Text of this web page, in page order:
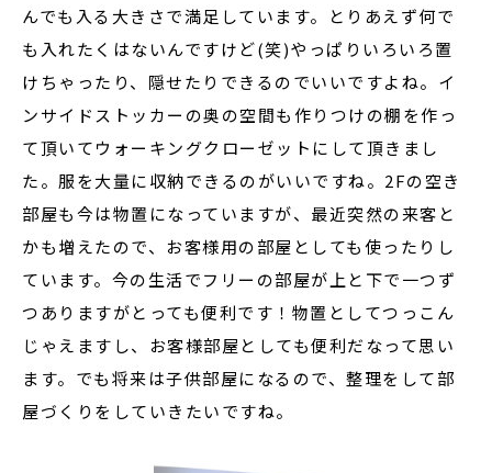
んでも入る大きさで満足しています。とりあえず何で
も入れたくはないんですけど(笑)やっぱりいろいろ置
けちゃったり、隠せたりできるのでいいですよね。イ
ンサイドストッカーの奥の空間も作りつけの棚を作っ
て頂いてウォーキングクローゼットにして頂きまし
た。服を大量に収納できるのがいいですね。2Fの空き
部屋も今は物置になっていますが、最近突然の来客と
かも増えたので、お客様用の部屋としても使ったりし
ています。今の生活でフリーの部屋が上と下で一つず
つありますがとっても便利です！物置としてつっこん
じゃえますし、お客様部屋としても便利だなって思い
ます。でも将来は子供部屋になるので、整理をして部
屋づくりをしていきたいですね。